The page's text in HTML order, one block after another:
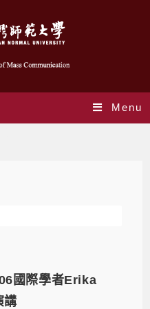
Menu
國際學者Erika
講